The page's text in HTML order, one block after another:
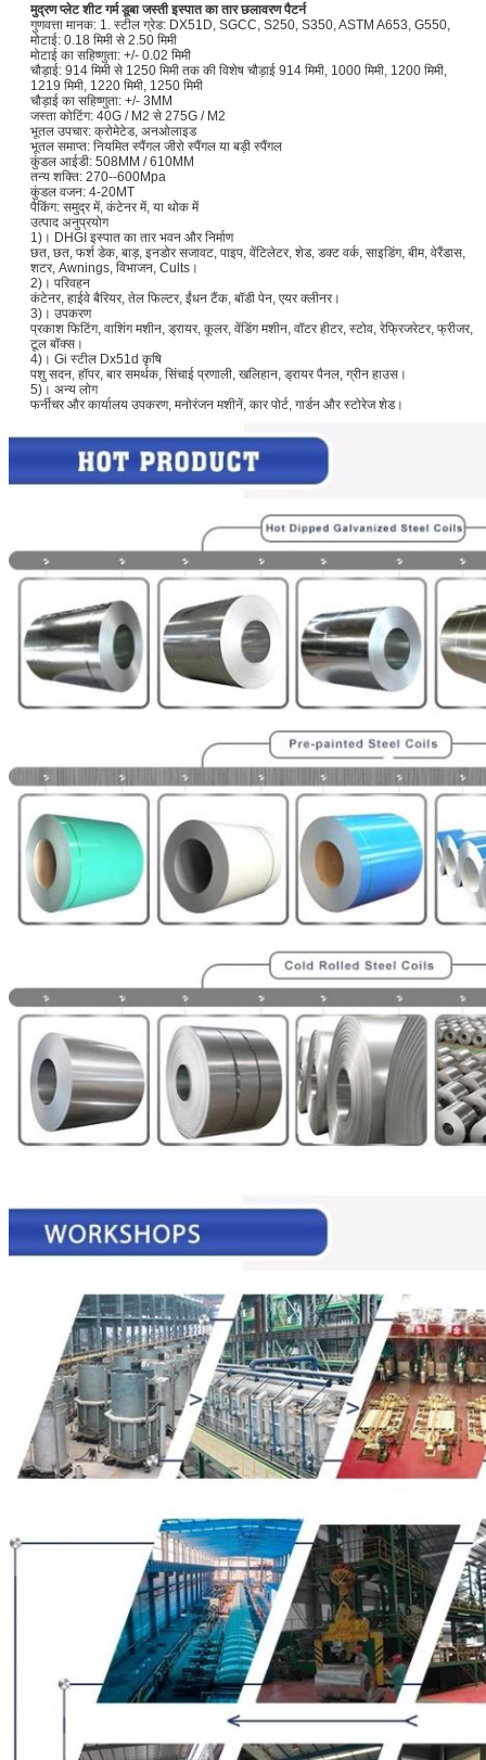
मुद्रण प्लेट शीट गर्म डूबा जस्ती इस्पात का तार छलावरण पैटर्न
गुणवत्ता मानक: 1. स्टील ग्रेड: DX51D, SGCC, S250, S350, ASTM A653, G550,
मोटाई: 0.18 मिमी से 2.50 मिमी
मोटाई का सहिष्णुता: +/- 0.02 मिमी
चौड़ाई: 914 मिमी से 1250 मिमी तक की विशेष चौड़ाई 914 मिमी, 1000 मिमी, 1200 मिमी,
1219 मिमी, 1220 मिमी, 1250 मिमी
चौड़ाई का सहिष्णुता: +/- 3MM
जस्ता कोटिंग: 40G / M2 से 275G / M2
भूतल उपचार: क्रोमेटेड, अनओलाइड
भूतल समाप्त: नियमित स्पैंगल जीरो स्पैंगल या बड़ी स्पैंगल
कुंडल आईडी: 508MM / 610MM
तन्य शक्ति: 270--600Mpa
कुंडल वजन: 4-20MT
पैकिंग: समुद्र में, कंटेनर में, या थोक में
उत्पाद अनुप्रयोग
1)। DHGI इस्पात का तार भवन और निर्माण
छत, छत, फर्श डेक, बाड़, इनडोर सजावट, पाइप, वेंटिलेटर, शेड, डक्ट वर्क, साइडिंग, बीम, वेरैंडास,
शटर, Awnings, विभाजन, Cults।
2)। परिवहन
कंटेनर, हाईवे बैरियर, तेल फिल्टर, ईंधन टैंक, बॉडी पेन, एयर क्लीनर।
3)। उपकरण
प्रकाश फिटिंग, वाशिंग मशीन, ड्रायर, कूलर, वेंडिंग मशीन, वॉटर हीटर, स्टोव, रेफ्रिजरेटर, फ्रीजर,
टूल बॉक्स।
4)। Gi स्टील Dx51d कृषि
पशु सदन, हॉपर, बार समर्थक, सिंचाई प्रणाली, खलिहान, ड्रायर पैनल, ग्रीन हाउस।
5)। अन्य लोग
फर्नीचर और कार्यालय उपकरण, मनोरंजन मशीनें, कार पोर्ट, गार्डन और स्टोरेज शेड।